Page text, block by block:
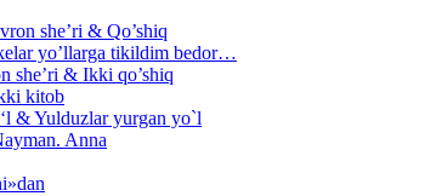
she’ri & Qo’shiq
yo’llarga tikildim bedor…
she’ri & Ikki qo’shiq
kitob
& Yulduzlar yurgan yo`l
Anna